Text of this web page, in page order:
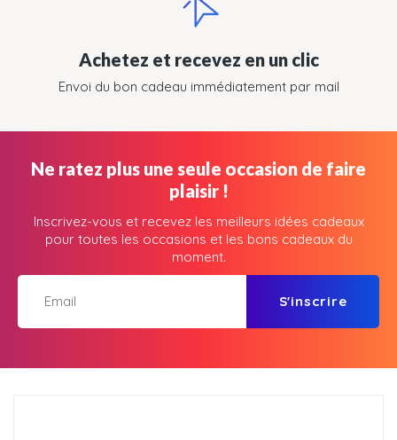
Achetez et recevez en un clic
Envoi du bon cadeau immédiatement par mail
Ne ratez plus une seule occasion de faire
plaisir !
Inscrivez-vous et recevez les meilleurs idées cadeaux
pour toutes les occasions et les bons cadeaux du
moment.
S'inscrire